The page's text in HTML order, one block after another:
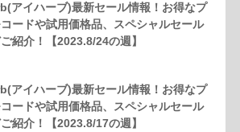
アイハーブ)最新セール情報！お得なプ
ードや試用価格品、スペシャルセール
紹介！【2023.8/24の週】
アイハーブ)最新セール情報！お得なプ
ードや試用価格品、スペシャルセール
紹介！【2023.8/17の週】